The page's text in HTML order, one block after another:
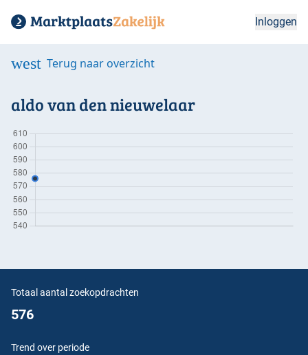
Inloggen
west Terug naar overzicht
aldo van den nieuwelaar
Totaal aantal zoekopdrachten
576
Trend over periode